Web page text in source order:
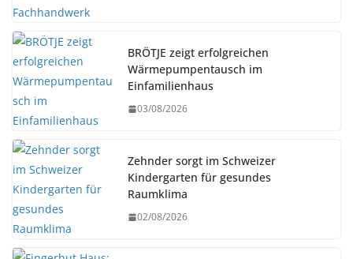
BRÖTJE zeigt erfolgreichen
Wärmepumpentausch im
Einfamilienhaus
03/08/2026
Zehnder sorgt im Schweizer
Kindergarten für gesundes
Raumklima
02/08/2026